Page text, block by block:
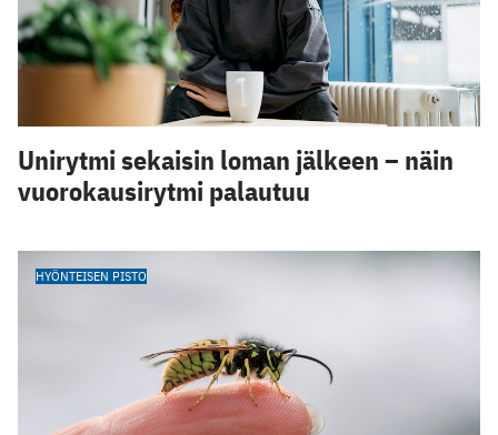
Unirytmi sekaisin loman jälkeen – näin
vuorokausirytmi palautuu
HYÖNTEISEN PISTO